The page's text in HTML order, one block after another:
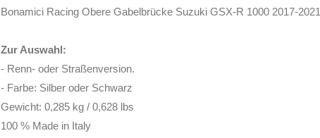
Bonamici Racing Obere Gabelbrücke Suzuki GSX-R 1000 2017-2021
Zur Auswahl:
- Renn- oder Straßenversion.
- Farbe: Silber oder Schwarz
Gewicht: 0,285 kg / 0,628 lbs
100 % Made in Italy